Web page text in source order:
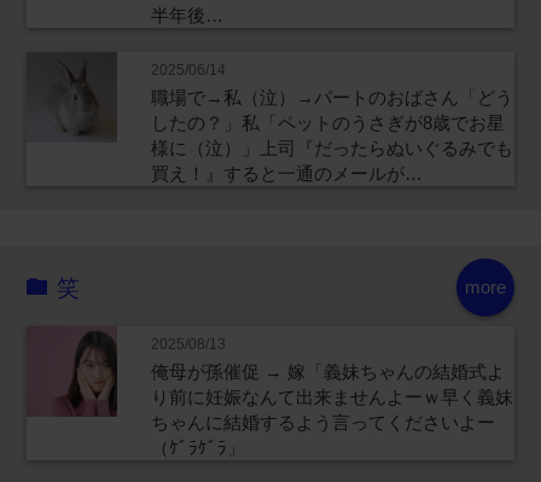
半年後…
2025/06/14
職場で→私（泣）→パートのおばさん「どう
したの？」私「ペットのうさぎが8歳でお星
様に（泣）」上司『だったらぬいぐるみでも
買え！』すると一通のメールが…
more
笑
2025/08/13
俺母が孫催促 → 嫁「義妹ちゃんの結婚式よ
り前に妊娠なんて出来ませんよーｗ早く義妹
ちゃんに結婚するよう言ってくださいよー
（ｹﾞﾗｹﾞﾗ」